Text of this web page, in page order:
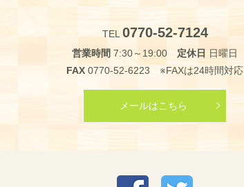
TEL 0770-52-7124
営業時間 7:30～19:00 定休日 日曜日
FAX 0770-52-6223 ※FAXは24時間対応
メールはこちら